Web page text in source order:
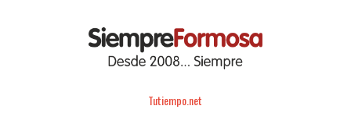
Tutiempo.net